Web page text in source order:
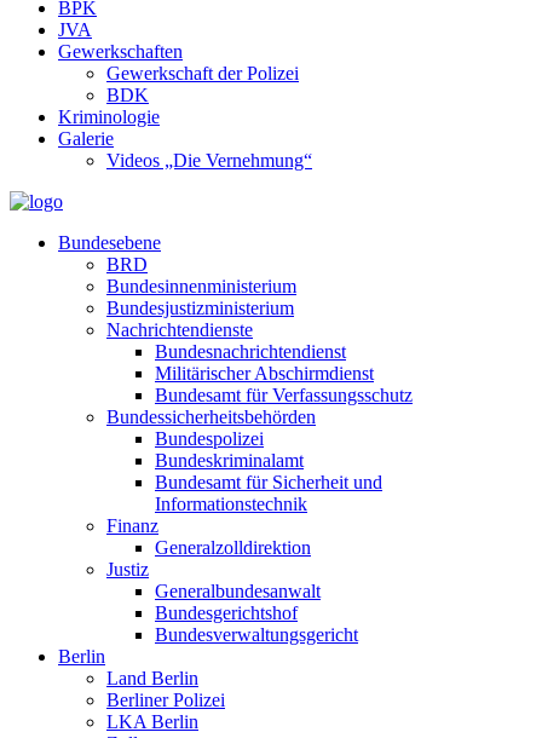
BPK
JVA
Gewerkschaften
Gewerkschaft der Polizei
BDK
Kriminologie
Galerie
Videos „Die Vernehmung“
Bundesebene
BRD
Bundesinnenministerium
Bundesjustizministerium
Nachrichtendienste
Bundesnachrichtendienst
Militärischer Abschirmdienst
Bundesamt für Verfassungsschutz
Bundessicherheitsbehörden
Bundespolizei
Bundeskriminalamt
Bundesamt für Sicherheit und
Informationstechnik
Finanz
Generalzolldirektion
Justiz
Generalbundesanwalt
Bundesgerichtshof
Bundesverwaltungsgericht
Berlin
Land Berlin
Berliner Polizei
LKA Berlin